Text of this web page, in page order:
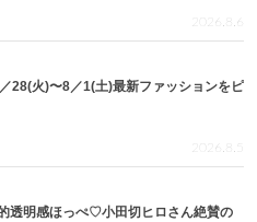
2026.8.6
28(火)〜8／1(土)最新ファッションをピ
2026.8.5
透明感ほっぺ♡小田切ヒロさん絶賛の